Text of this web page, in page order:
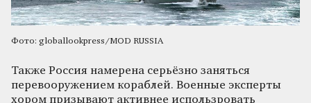
Фото: globallookpress/MOD RUSSIA
Также Россия намерена серьёзно заняться
перевооружением кораблей. Военные эксперты
хором призывают активнее использровать